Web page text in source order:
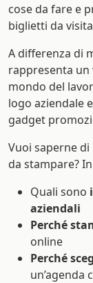
cose da fare e
biglietti da
A differenza di
rappresenta
mondo del
logo aziendale
gadget
Vuoi saperne
da stampare?
Quali sono
aziendali
Perché
online
Perché
un’agenda